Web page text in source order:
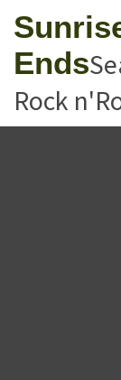
Ends
Rock